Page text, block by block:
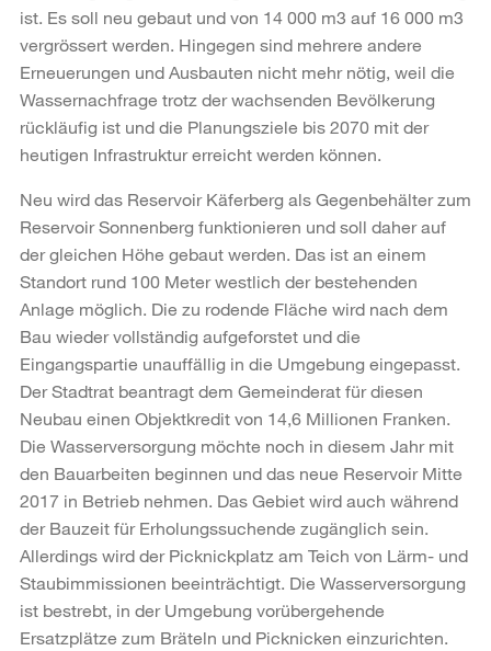
ist. Es soll neu gebaut und von 14 000 m3 auf 16 000 m3
vergrössert werden. Hingegen sind mehrere andere
Erneuerungen und Ausbauten nicht mehr nötig, weil die
Wassernachfrage trotz der wachsenden Bevölkerung
rückläufig ist und die Planungsziele bis 2070 mit der
heutigen Infrastruktur erreicht werden können.
Neu wird das Reservoir Käferberg als Gegenbehälter zum
Reservoir Sonnenberg funktionieren und soll daher auf
der gleichen Höhe gebaut werden. Das ist an einem
Standort rund 100 Meter westlich der bestehenden
Anlage möglich. Die zu rodende Fläche wird nach dem
Bau wieder vollständig aufgeforstet und die
Eingangspartie unauffällig in die Umgebung eingepasst.
Der Stadtrat beantragt dem Gemeinderat für diesen
Neubau einen Objektkredit von 14,6 Millionen Franken.
Die Wasserversorgung möchte noch in diesem Jahr mit
den Bauarbeiten beginnen und das neue Reservoir Mitte
2017 in Betrieb nehmen. Das Gebiet wird auch während
der Bauzeit für Erholungssuchende zugänglich sein.
Allerdings wird der Picknickplatz am Teich von Lärm- und
Staubimmissionen beeinträchtigt. Die Wasserversorgung
ist bestrebt, in der Umgebung vorübergehende
Ersatzplätze zum Bräteln und Picknicken einzurichten.